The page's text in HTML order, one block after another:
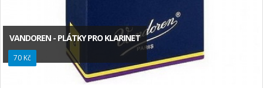
VANDOREN - PLÁTKY PRO KLARINET
70 Kč